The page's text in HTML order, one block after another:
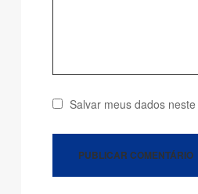
Salvar meus dados